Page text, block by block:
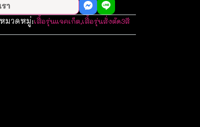
า
หมวดหมู่:เสื้อรุ่นแจคเก็ต,เสื้อรุ่นสั่งตัด3สี